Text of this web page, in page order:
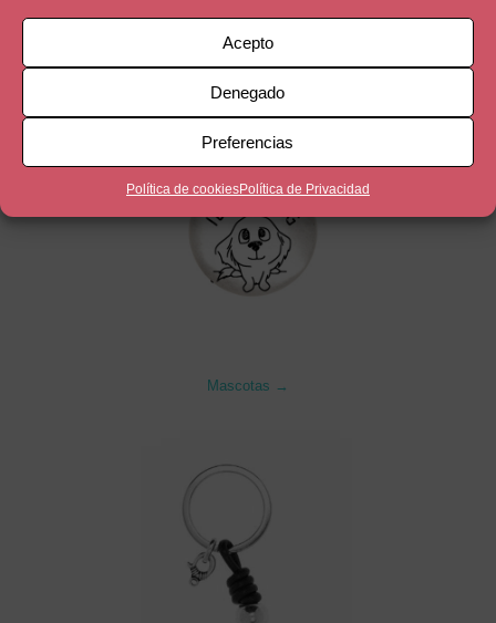
Acepto
Denegado
Preferencias
Política de cookiesPolítica de Privacidad
Mascotas →